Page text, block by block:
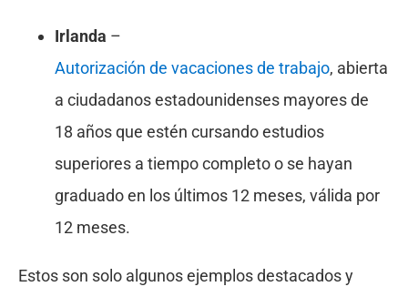
Irlanda –
Autorización de vacaciones de trabajo, abierta
a ciudadanos estadounidenses mayores de
18 años que estén cursando estudios
superiores a tiempo completo o se hayan
graduado en los últimos 12 meses, válida por
12 meses.
Estos son solo algunos ejemplos destacados y